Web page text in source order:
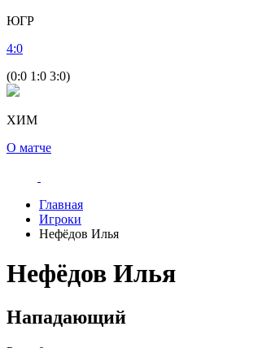
ЮГР
4:0
(0:0 1:0 3:0)
ХИМ
О матче
Главная
Игроки
Нефёдов Илья
Нефёдов Илья
Нападающий